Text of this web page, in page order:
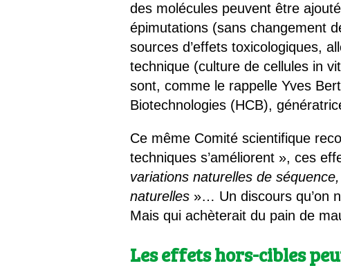
des molécules peuvent être
épimutations (sans changement
sources d’effets toxicologiques,
technique (culture de cellules in
sont, comme le rappelle Yves
Biotechnologies (HCB),
Ce même Comité scientifique
techniques s’améliorent », ces
variations naturelles de
naturelles »… Un discours qu’on
Mais qui achèterait du pain de
Les effets hors-cibles